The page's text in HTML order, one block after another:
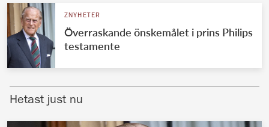
UTLÄNDSKT
VÄRLDENS KUNGAHUS
Brittiska kungahuset
ZNYHETER
Överraskande önskemålet i prins Philips
testamente
Hetast just nu